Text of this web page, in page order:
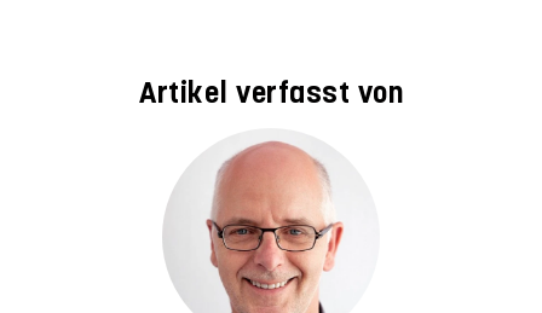
Artikel verfasst von